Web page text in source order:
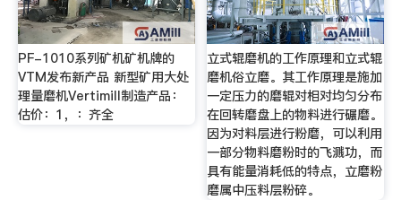
PF-1010系列矿机矿机牌的
VTM发布新产品 新型矿用大处
理量磨机Vertimill制造产品：
估价：1，：齐全
立式辊磨机的工作原理和立式辊
磨机俗立磨。其工作原理是施加
一定压力的磨辊对相对均匀分布
在回转磨盘上的物料进行碾磨。
因为对料层进行粉磨，可以利用
一部分物料磨粉时的飞溅功，而
具有能量消耗低的特点，立磨粉
磨属中压料层粉碎。